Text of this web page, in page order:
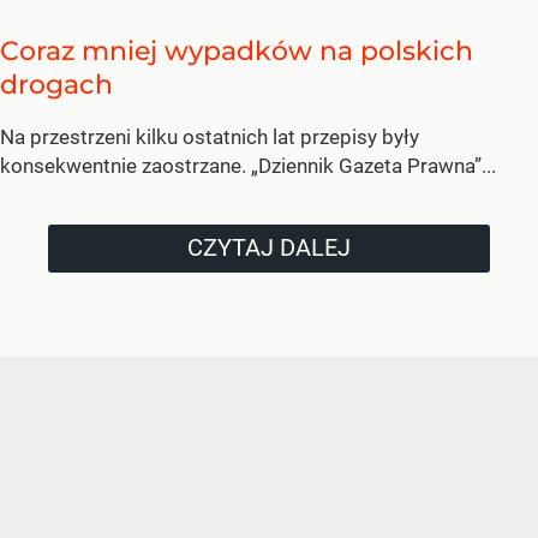
Coraz mniej wypadków na polskich
drogach
Na przestrzeni kilku ostatnich lat przepisy były
konsekwentnie zaostrzane. „Dziennik Gazeta Prawna”...
CZYTAJ DALEJ